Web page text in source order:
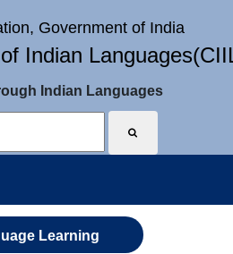
Government of India
Indian
Indian Languages
Learning